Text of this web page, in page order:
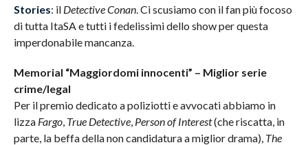
Stories: il Detective Conan. Ci scusiamo con il fan più focoso
di tutta ItaSA e tutti i fedelissimi dello show per questa
imperdonabile mancanza.
Memorial “Maggiordomi innocenti” – Miglior serie
crime/legal
Per il premio dedicato a poliziotti e avvocati abbiamo in
lizza Fargo, True Detective, Person of Interest(che riscatta, in
parte, la beffa della non candidatura a miglior drama), The